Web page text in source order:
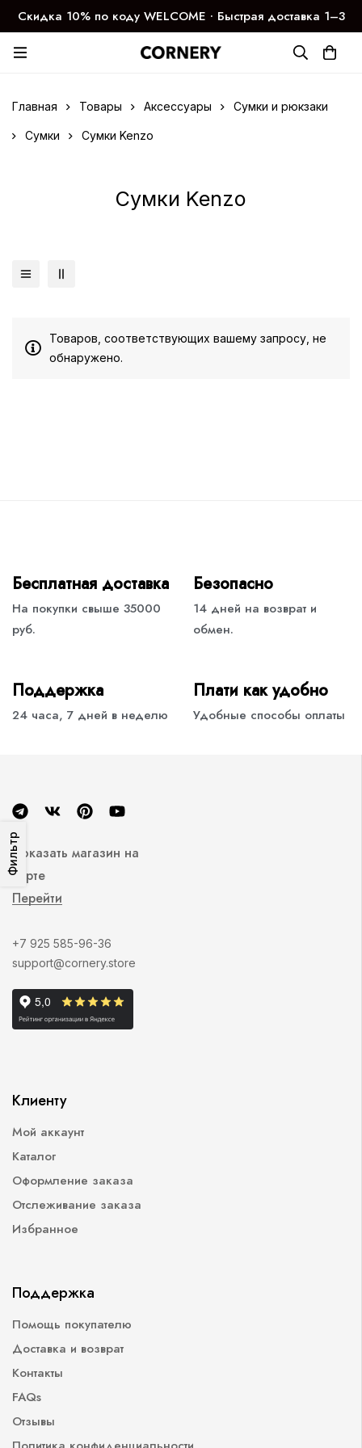
Скидка 10% по коду WELCOME ∙ Быстрая доставка 1–3
дня
Главная Товары Аксессуары Сумки и рюкзаки
Сумки Сумки Kenzo
Сумки Kenzo
Фильтр
Товаров, соответствующих вашему запросу, не
обнаружено.
Бесплатная доставка
На покупки свыше 35000
руб.
Безопасно
14 дней на возврат и
обмен.
Поддержка
24 часа, 7 дней в неделю
Плати как удобно
Удобные способы оплаты
Показать магазин на
карте
Перейти
+7 925 585-96-36
support@cornery.store
Клиенту
Мой аккаунт
Каталог
Оформление заказа
Отслеживание заказа
Избранное
Поддержка
Помощь покупателю
Доставка и возврат
Контакты
FAQs
Отзывы